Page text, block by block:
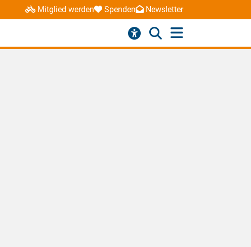
Mitglied werden Spenden Newsletter